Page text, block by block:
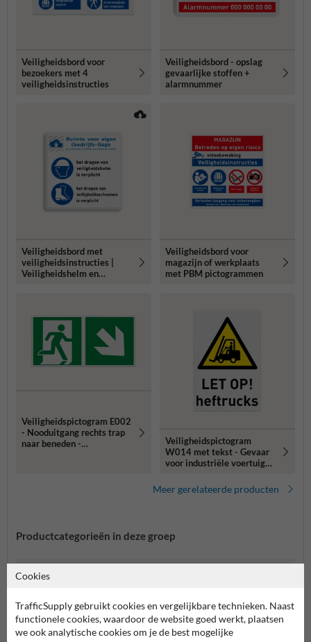
Veiligheidsbord voor
bezoekers met 4
veiligheidsinstructies
Veiligheidsbord - opslag
gevaarlijke stoffen +
alarmnummer
Veiligheidsbord met
veiligheidsinstructies |
Veiligheidshelm en
Veiligheidsbord voor
magazijn of werkplaats
met PBM pictogrammen
Veiligheidspictogram E002
- Nooduitgang rechts trap
naar beneden -
Veiligheidspictogram
W014 met tekst - Gevaar
voor industriële voertuigen
Meer gerelateerde producten
Productcategorieën in deze groep
Cookies
TrafficSupply gebruikt cookies en vergelijkbare technieken. Naast
functionele cookies, waardoor de website goed werkt, plaatsen
we ook analytische cookies om je de best mogelijke